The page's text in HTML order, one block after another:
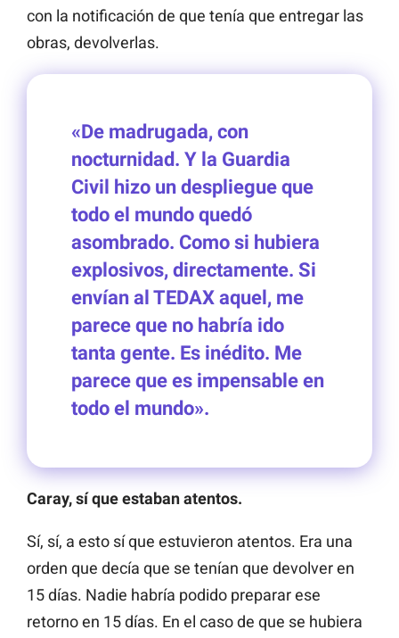
con la notificación de que tenía que entregar las
obras, devolverlas.
«De madrugada, con
nocturnidad. Y la Guardia
Civil hizo un despliegue que
todo el mundo quedó
asombrado. Como si hubiera
explosivos, directamente. Si
envían al TEDAX aquel, me
parece que no habría ido
tanta gente. Es inédito. Me
parece que es impensable en
todo el mundo».
Caray, sí que estaban atentos.
Sí, sí, a esto sí que estuvieron atentos. Era una
orden que decía que se tenían que devolver en
15 días. Nadie habría podido preparar ese
retorno en 15 días. En el caso de que se hubiera